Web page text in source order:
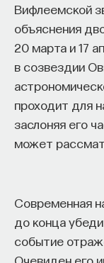
Вифлеемской
объяснения
20 марта и 17
в созвездии
проходит для
заслоняя его
может
Современная
до конца
событие
Очевиден его
220
СТРОИТЕЛИ